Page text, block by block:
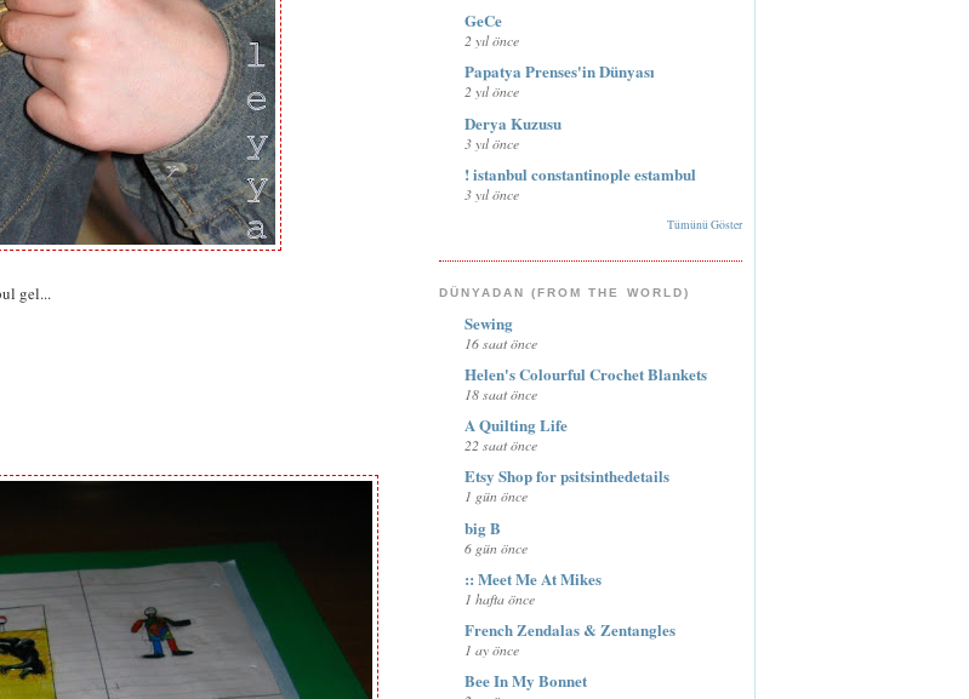
gel...
GeCe
2 yıl önce
Papatya Prenses'in Dünyası
2 yıl önce
Derya Kuzusu
3 yıl önce
! istanbul constantinople estambul
3 yıl önce
Tümünü Göster
DÜNYADAN (FROM THE WORLD)
Sewing
16 saat önce
Helen's Colourful Crochet Blankets
18 saat önce
A Quilting Life
22 saat önce
Etsy Shop for psitsinthedetails
1 gün önce
big B
6 gün önce
:: Meet Me At Mikes
1 hafta önce
French Zendalas & Zentangles
1 ay önce
Bee In My Bonnet